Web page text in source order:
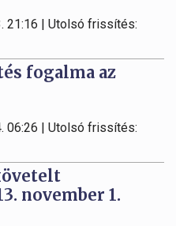
21:16 | Utolsó frissítés:
fogalma az
06:26 | Utolsó frissítés:
november 1.